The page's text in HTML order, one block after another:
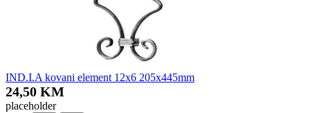
IND.I.A kovani element 12x6 205x445mm
24,50 KM
placeholder